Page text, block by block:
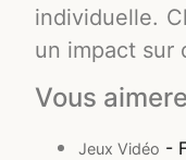
individuelle.
un impact sur
Vous
Jeux Vidéo -